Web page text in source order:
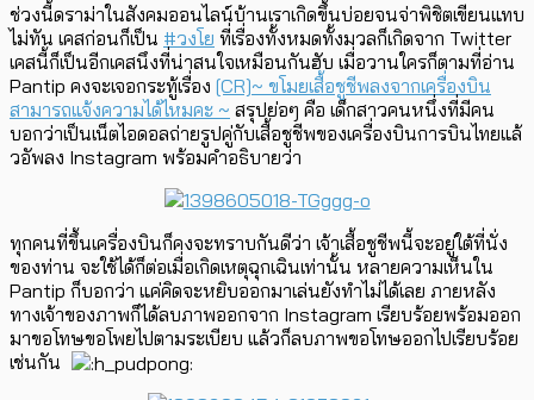
ช่วงนี้ดราม่าในสังคมออนไลน์บ้านเราเกิดขึ้นบ่อยจนจ่าพิชิตเขียนแทบ
ไม่ทัน เคสก่อนก็เป็น #วงโย ที่เรื่องทั้งหมดทั้งมวลก็เกิดจาก Twitter
เคสนี้ก็เป็นอีกเคสนึงที่น่าสนใจเหมือนกันฮับ เมื่อวานใครก็ตามที่อ่าน
Pantip คงจะเจอกระทู้เรื่อง [CR]~ ขโมยเสื้อชูชีพลงจากเครื่องบิน
สามารถแจ้งความได้ไหมคะ ~ สรุปย่อๆ คือ เด็กสาวคนหนึ่งที่มีคน
บอกว่าเป็นเน็ตไอดอลถ่ายรูปคู่กับเสื้อชูชีพของเครื่องบินการบินไทยแล้
วอัพลง Instagram พร้อมคำอธิบายว่า
ทุกคนที่ขึ้นเครื่องบินก็คงจะทราบกันดีว่า เจ้าเสื้อชูชีพนี้จะอยู่ใต้ที่นั่ง
ของท่าน จะใช้ได้ก็ต่อเมื่อเกิดเหตุฉุกเฉินเท่านั้น หลายความเห็นใน
Pantip ก็บอกว่า แค่คิดจะหยิบออกมาเล่นยังทำไม่ได้เลย ภายหลัง
ทางเจ้าของภาพก็ได้ลบภาพออกจาก Instagram เรียบร้อยพร้อมออก
มาขอโทษขอโพยไปตามระเบียบ แล้วก็ลบภาพขอโทษออกไปเรียบร้อย
เช่นกัน